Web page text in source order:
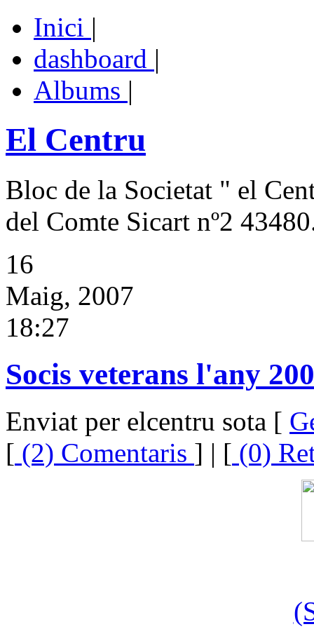
Inici |
dashboard |
Albums |
El Centru
Bloc de la Societat " el
del Comte Sicart nº2
16
Maig, 2007
18:27
Socis veterans l'any
Enviat per elcentru sota [
[ (2) Comentaris ] | [ (0)